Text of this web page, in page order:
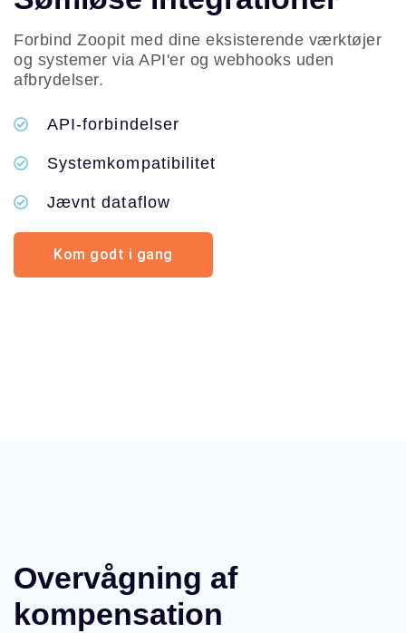
Forbind Zoopit med dine eksisterende værktøjer
og systemer via API'er og webhooks uden
afbrydelser.
API-forbindelser
Systemkompatibilitet
Jævnt dataflow
Kom godt i gang
Overvågning af
kompensation